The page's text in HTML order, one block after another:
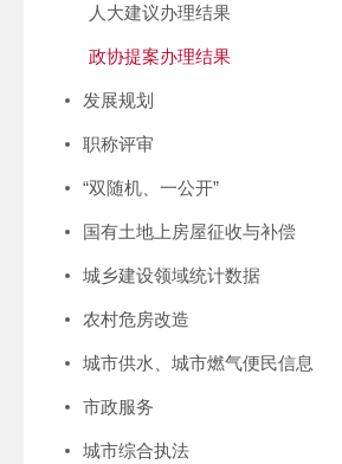
人大建议办理结果
政协提案办理结果
发展规划
职称评审
“双随机、一公开”
国有土地上房屋征收与补偿
城乡建设领域统计数据
农村危房改造
城市供水、城市燃气便民信息
市政服务
城市综合执法